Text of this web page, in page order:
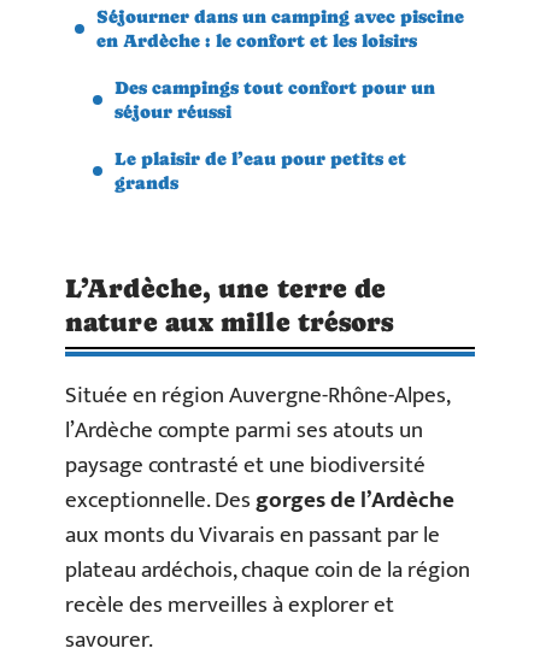
Séjourner dans un camping avec piscine
en Ardèche : le confort et les loisirs
Des campings tout confort pour un
séjour réussi
Le plaisir de l’eau pour petits et
grands
L’Ardèche, une terre de
nature aux mille trésors
Située en région Auvergne-Rhône-Alpes,
l’Ardèche compte parmi ses atouts un
paysage contrasté et une biodiversité
exceptionnelle. Desgorges de l’Ardèche
aux monts du Vivarais en passant par le
plateau ardéchois, chaque coin de la région
recèle des merveilles à explorer et
savourer.